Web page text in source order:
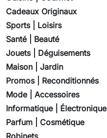
Cadeaux Originaux
Sports | Loisirs
Santé | Beauté
Jouets | Déguisements
Maison | Jardin
Promos | Reconditionnés
Mode | Accessoires
Informatique | Électronique
Parfum | Cosmétique
Robinets